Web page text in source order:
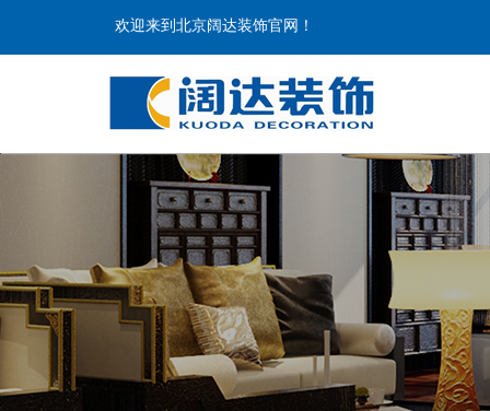
欢迎来到北京阔达装饰官网！